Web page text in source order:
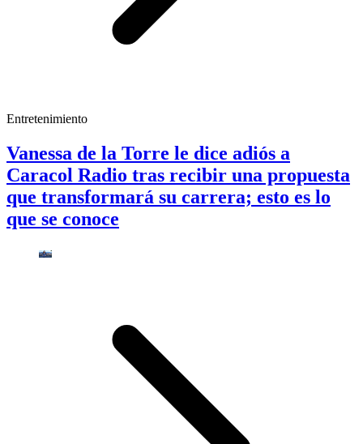
Entretenimiento
Vanessa de la Torre le dice adiós a
Caracol Radio tras recibir una propuesta
que transformará su carrera; esto es lo
que se conoce